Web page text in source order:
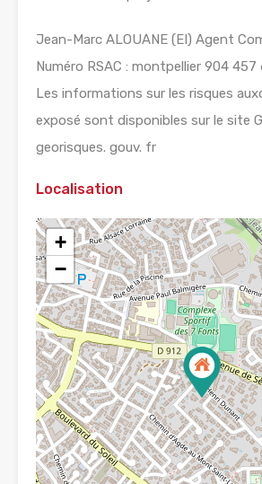
Jean-Marc ALOUANE (EI) Agent
Numéro RSAC : montpellier 904 457
Les informations sur les risques
exposé sont disponibles sur le site
georisques. gouv. fr
Localisation
+
−